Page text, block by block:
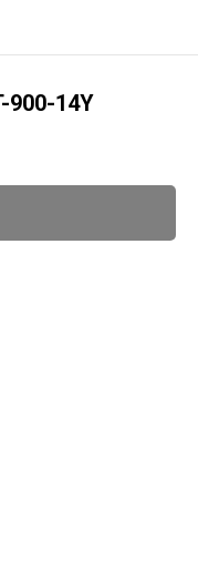
900-14Y